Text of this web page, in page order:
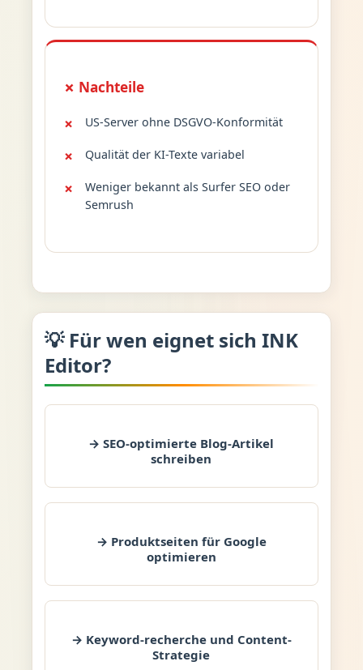
✗ Nachteile
US-Server ohne DSGVO-Konformität
Qualität der KI-Texte variabel
Weniger bekannt als Surfer SEO oder
Semrush
💡 Für wen eignet sich INK
Editor?
→ SEO-optimierte Blog-Artikel
schreiben
→ Produktseiten für Google
optimieren
→ Keyword-recherche und Content-
Strategie